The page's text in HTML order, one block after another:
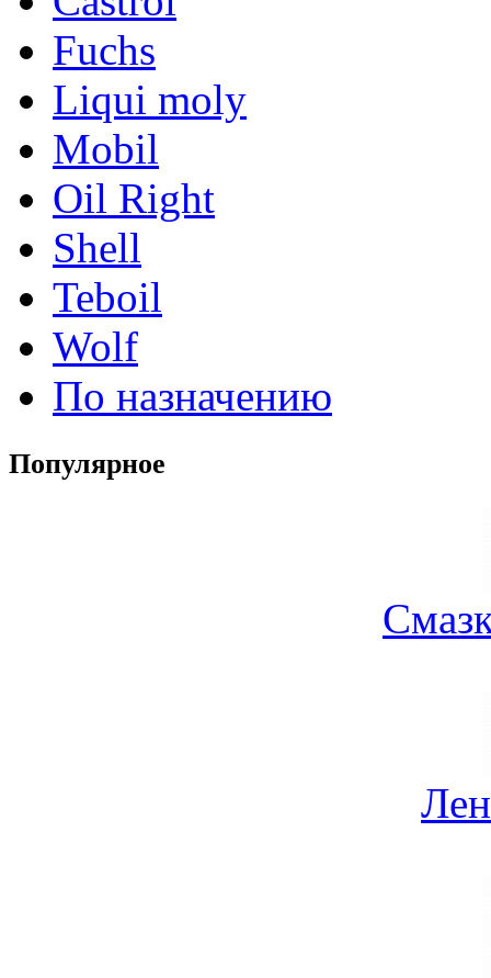
Fuchs
Liqui moly
Mobil
Oil Right
Shell
Teboil
Wolf
По назначению
Популярное